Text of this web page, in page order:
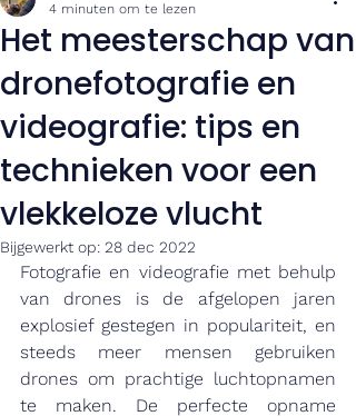
Het meesterschap van
dronefotografie en
videografie: tips en
technieken voor een
vlekkeloze vlucht
4 minuten om te lezen
Bijgewerkt op: 28 dec 2022
Fotografie en videografie met behulp
van drones is de afgelopen jaren
explosief gestegen in populariteit, en
steeds meer mensen gebruiken
drones om prachtige luchtopnamen
te maken. De perfecte opname